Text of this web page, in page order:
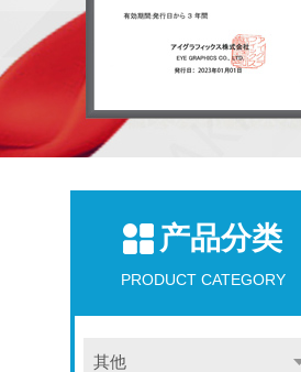
产品分类
PRODUCT CATEGORY
其他